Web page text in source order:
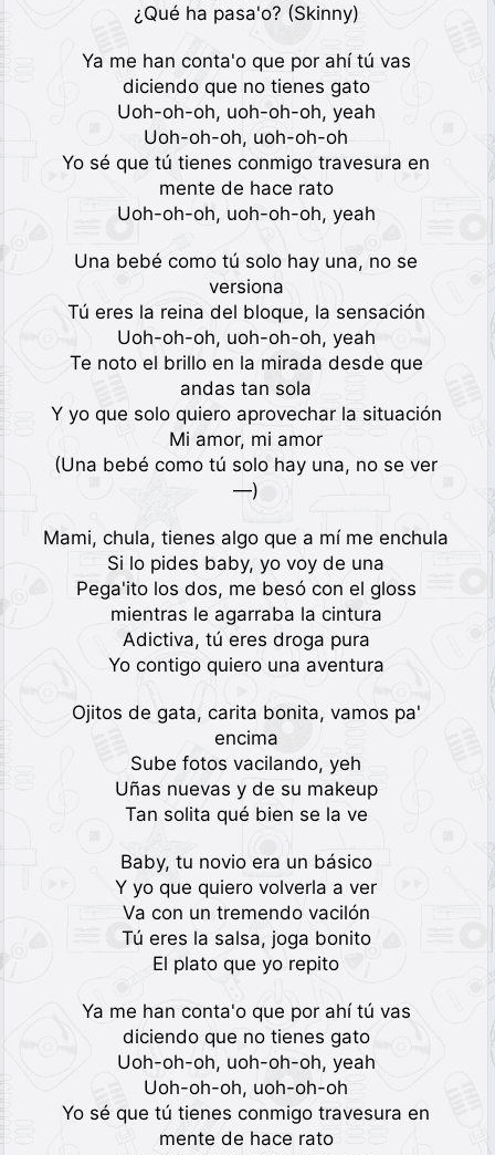
¿Qué ha pasa'o? (Skinny)
Ya me han conta'o que por ahí tú vas
diciendo que no tienes gato
Uoh-oh-oh, uoh-oh-oh, yeah
Uoh-oh-oh, uoh-oh-oh
Yo sé que tú tienes conmigo travesura en
mente de hace rato
Uoh-oh-oh, uoh-oh-oh, yeah
Una bebé como tú solo hay una, no se
versiona
Tú eres la reina del bloque, la sensación
Uoh-oh-oh, uoh-oh-oh, yeah
Te noto el brillo en la mirada desde que
andas tan sola
Y yo que solo quiero aprovechar la situación
Mi amor, mi amor
(Una bebé como tú solo hay una, no se ver
—)
Mami, chula, tienes algo que a mí me enchula
Si lo pides baby, yo voy de una
Pega'ito los dos, me besó con el gloss
mientras le agarraba la cintura
Adictiva, tú eres droga pura
Yo contigo quiero una aventura
Ojitos de gata, carita bonita, vamos pa'
encima
Sube fotos vacilando, yeh
Uñas nuevas y de su makeup
Tan solita qué bien se la ve
Baby, tu novio era un básico
Y yo que quiero volverla a ver
Va con un tremendo vacilón
Tú eres la salsa, joga bonito
El plato que yo repito
Ya me han conta'o que por ahí tú vas
diciendo que no tienes gato
Uoh-oh-oh, uoh-oh-oh, yeah
Uoh-oh-oh, uoh-oh-oh
Yo sé que tú tienes conmigo travesura en
mente de hace rato